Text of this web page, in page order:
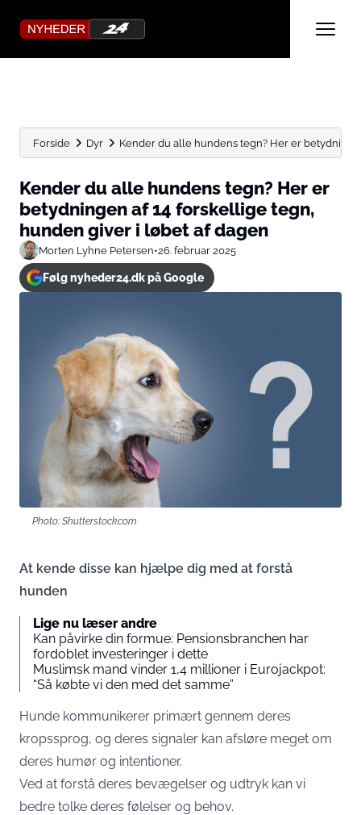
Forside Dyr Kender du alle hundens tegn? Her er
Kender du alle hundens tegn? Her er
betydningen af 14 forskellige tegn,
hunden giver i løbet af dagen
Morten Lyhne Petersen•26. februar 2025
Følg nyheder24.dk på Google
Photo: Shutterstock.com
At kende disse kan hjælpe dig med at forstå
hunden
Lige nu læser andre
Kan påvirke din formue: Pensionsbranchen har
fordoblet investeringer i dette
Muslimsk mand vinder 1,4 millioner i Eurojackpot:
“Så købte vi den med det samme”
Hunde kommunikerer primært gennem deres
kropssprog, og deres signaler kan afsløre meget om
deres humør og intentioner.
Ved at forstå deres bevægelser og udtryk kan vi
bedre tolke deres følelser og behov.